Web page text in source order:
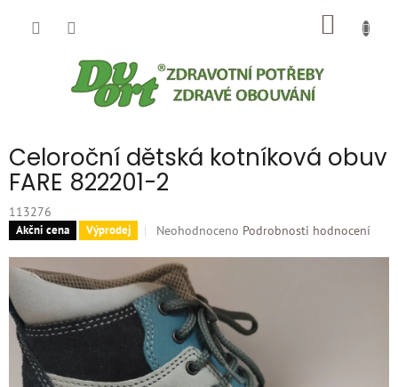
Celoroční dětská kotníková obuv
FARE 822201-2
113276
Akčni cena Výprodej
Průměrné
produktu
je
0,0
z
hvězdiček.
Neohodnoceno Podrobnosti hodnocení